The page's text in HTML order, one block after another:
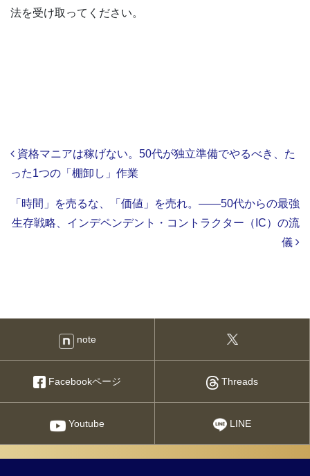
法を受け取ってください。
Post navigation
資格マニアは稼げない。50代が独立準備でやるべき、た
った1つの「棚卸し」作業
「時間」を売るな、「価値」を売れ。——50代からの最強
生存戦略、インデペンデント・コントラクター（IC）の流
儀
note
Facebookページ Threads
Youtube LINE